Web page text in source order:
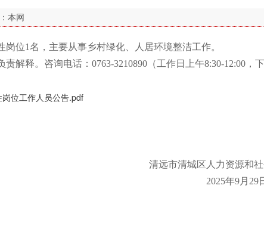
：本网
1名，主要从事乡村绿化、人居环境整洁工作。
释。咨询电话：0763-3210890（工作日上午8:30-12:00，
位工作人员公告.pdf
清远市清城区人力资源和
2025年9